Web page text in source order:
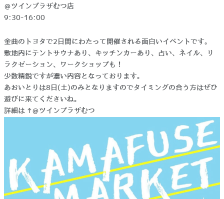
＠ツインプラザむつ店
9:30-16:00
金曲のトヨタで2日間にわたって開催される面白いイベントです。
敷地内にテントサウナあり、キッチンカーあり、占い、ネイル、リ
ラクゼーション、ワークショップも！
少数精鋭ですが濃い内容となっております。
あおいとりは8日(土)のみとなりますのでタイミングの合う方はぜひ
遊びに来てくださいね。
詳細は→＠ツインプラザむつ